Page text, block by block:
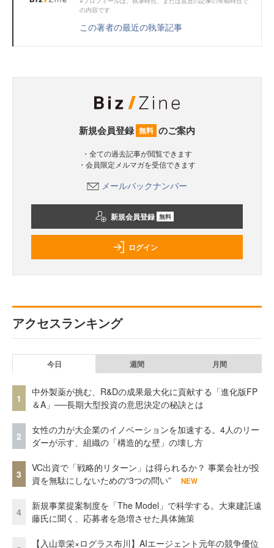
の内容です
この著者の最近の執筆記事
新規会員登録 無料 のご案内
・全ての過去記事が閲覧できます
・会員限定メルマガを受信できます
メールバックナンバー
新規会員登録 無料
ログイン
アクセスランキング
今日 週間 月間
1
中外製薬が挑む、R&Dの成果最大化に貢献する「進化版FP
＆A」──長期大型投資の意思決定の秘訣とは
2
女性の力が大企業のイノベーションを加速する。4人のリー
ダーが示す、組織の「構造的な壁」の壊し方
3
VC出資で「戦略的リターン」は得られるか？ 事業会社が投
資を無駄にしないための“3つの問い”
NEW
4
新規事業提案制度を「The Model」で科学する。大東建託遠
藤氏に聞く、応募者を急増させた具体施策
【入山章栄×ログラス布川】AIエージェント元年の競争優位